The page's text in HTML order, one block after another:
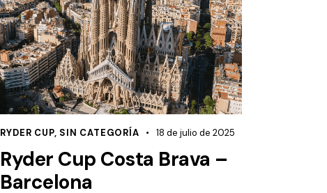
RYDER CUP, SIN CATEGORÍA 18 de julio de 2025
Ryder Cup Costa Brava –
Barcelona